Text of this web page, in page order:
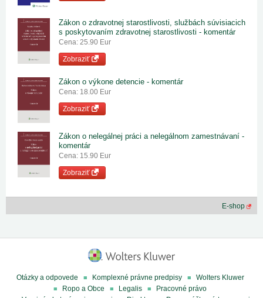
Zákon o zdravotnej starostlivosti, službách súvisiacich
s poskytovaním zdravotnej starostlivosti - komentár
Cena: 25.90 Eur
Zobraziť
Zákon o výkone detencie - komentár
Cena: 18.00 Eur
Zobraziť
Zákon o nelegálnej práci a nelegálnom zamestnávaní -
komentár
Cena: 15.90 Eur
Zobraziť
E-shop
Otázky a odpovede Komplexné právne predpisy
Wolters Kluwer
Ropo a Obce
Legalis
Pracovné právo